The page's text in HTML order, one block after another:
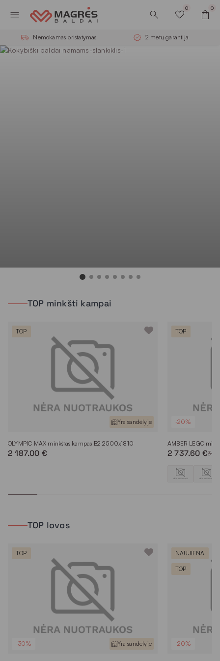
0 0
Nemokamas pristatymas 2 metų garantija
TOP minkšti kampai
TOP
Yra sandėlyje
OLYMPIC MAX minkštas kampas B2 2500x1810
2 187.00 €
TOP
-20%
AMBER LEGO
2 737.60 €3
TOP lovos
TOP
-30% Yra sandėlyje
NAUJIENA
TOP
-20%